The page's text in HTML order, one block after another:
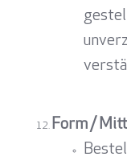
Form /